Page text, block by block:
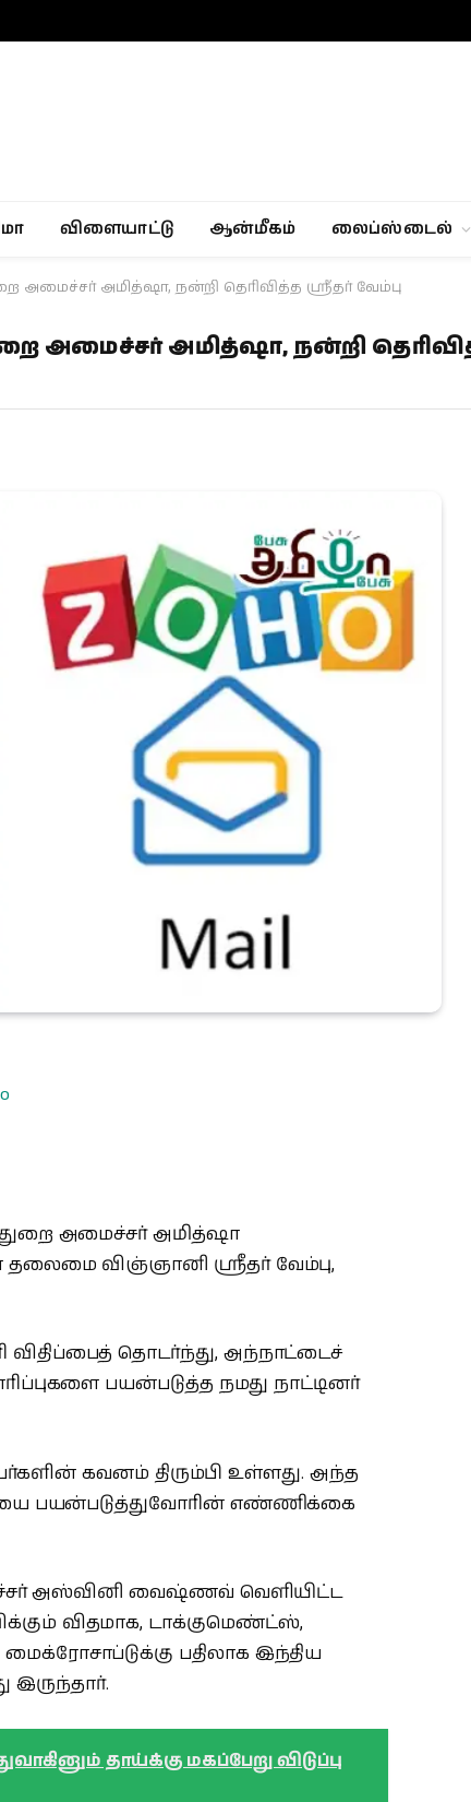
விளையாட்டு ஆன்மீகம் லைப்ஸ்டைல்
அமைச்சர் அமித்ஷா, நன்றி தெரிவித்த ஸ்ரீதர் வேம்பு
அமைச்சர் அமித்ஷா, நன்றி
அமைச்சர் அமித்ஷா
தலைமை விஞ்ஞானி ஸ்ரீதர் வேம்பு,
விதிப்பைத் தொடர்ந்து, அந்நாட்டைச்
பயன்படுத்த நமது நாட்டினர்
கவனம் திரும்பி உள்ளது. அந்த
பயன்படுத்துவோரின் எண்ணிக்கை
அஸ்வினி வைஷ்ணவ் வெளியிட்ட
விதமாக, டாக்குமெண்ட்ஸ்,
பதிலாக இந்திய
தாய்க்கு மகப்பேறு விடுப்பு